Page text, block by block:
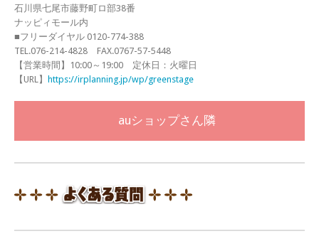
石川県七尾市藤野町ロ部38番
ナッピィモール内
■フリーダイヤル 0120-774-388
TEL.076-214-4828 FAX.0767-57-5448
【営業時間】10:00～19:00 定休日：火曜日
【URL】
https://irplanning.jp/wp/greenstage
auショップさん隣